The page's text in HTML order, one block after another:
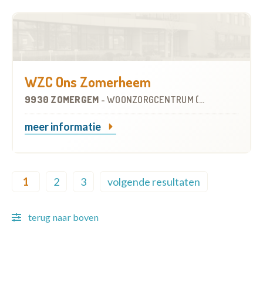
WZC Ons Zomerheem
9930 ZOMERGEM - WOONZORGCENTRUM (WZC)
meer informatie
1 2 3 volgende resultaten
terug naar boven